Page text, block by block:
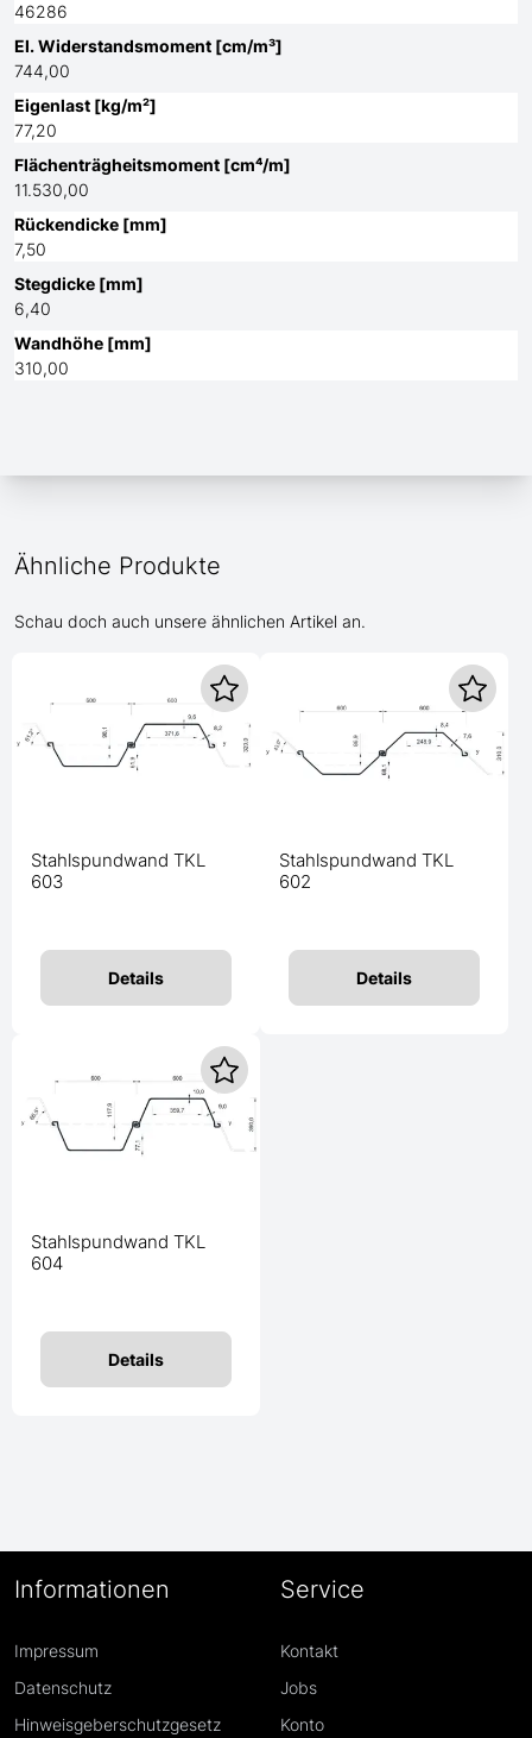
46286
El. Widerstandsmoment [cm/m³]
744,00
Eigenlast [kg/m²]
77,20
Flächenträgheitsmoment [cm⁴/m]
11.530,00
Rückendicke [mm]
7,50
Stegdicke [mm]
6,40
Wandhöhe [mm]
310,00
Ähnliche Produkte
Schau doch auch unsere ähnlichen Artikel an.
Stahlspundwand TKL
603
Details
Stahlspundwand TKL
602
Details
Stahlspundwand TKL
604
Details
Informationen
Impressum
Datenschutz
Hinweisgeberschutzgesetz
Service
Kontakt
Jobs
Konto